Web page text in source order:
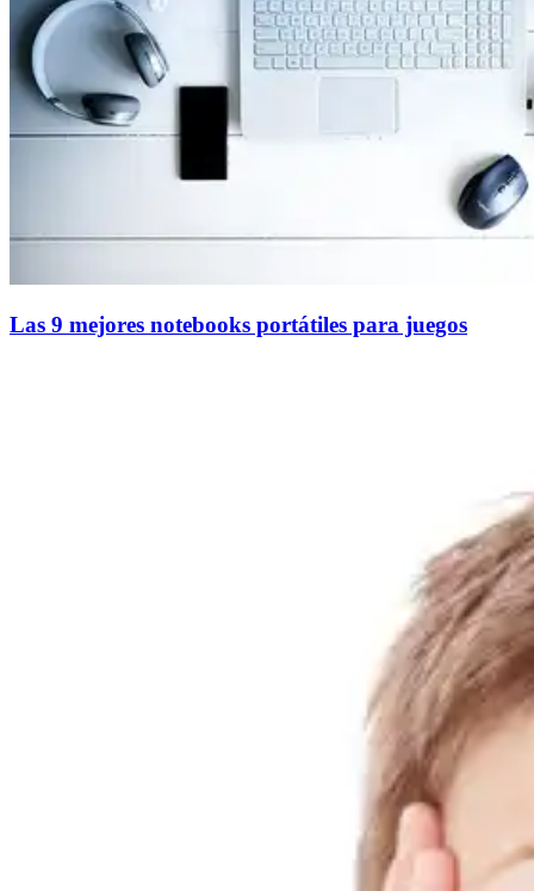
Las 9 mejores notebooks portátiles para juegos